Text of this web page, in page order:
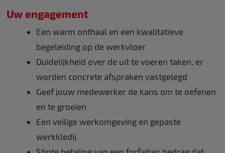
Uw engagement
Een warm onthaal en een kwalitatieve
begeleiding op de werkvloer
Duidelijkheid over de uit te voeren taken, er
worden concrete afspraken vastgelegd
Geef jouw medewerker de kans om te oefenen
en te groeien
Een veilige werkomgeving en gepaste
werkkledij